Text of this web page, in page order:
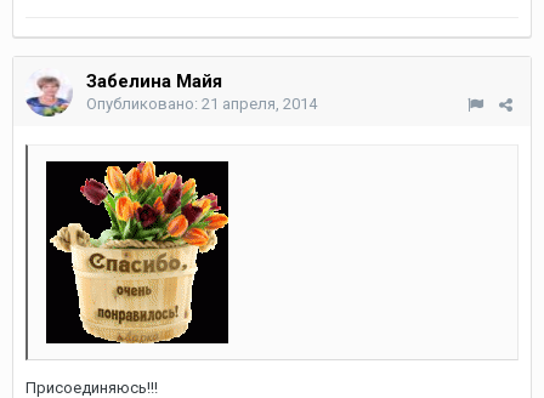
Забелина Майя
Опубликовано: 21 апреля, 2014
Присоединяюсь!!!